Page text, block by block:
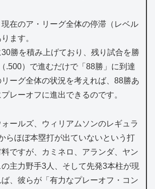
在のア・リーグ全体の停滞（レベル
ます。
勝を積み上げており、残り試合を勝
.500）で進むだけで「88勝」に到達
ーグ全体の状況を考えれば、88勝あ
レーオフに進出できるのです。
ールズ、ウィリアムソンのレギュラ
らほぼ本塁打が出ていないという打
ですが、カミネロ、アランダ、ヤン
主力野手3人、そして先発3本柱が現
、彼らが「有力なプレーオフ・コン